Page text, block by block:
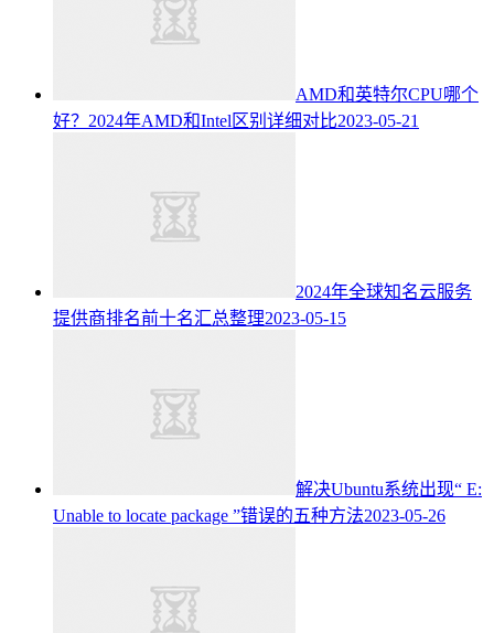
AMD和英特尔CPU哪个
好？2024年AMD和Intel区别详细对比2023-05-21
2024年全球知名云服务
提供商排名前十名汇总整理2023-05-15
解决Ubuntu系统出现“ E:
Unable to locate package ”错误的五种方法2023-05-26